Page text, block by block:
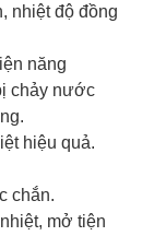
nhiệt độ đồng
năng
chảy nước
hiệu quả.
chắn.
mở tiện